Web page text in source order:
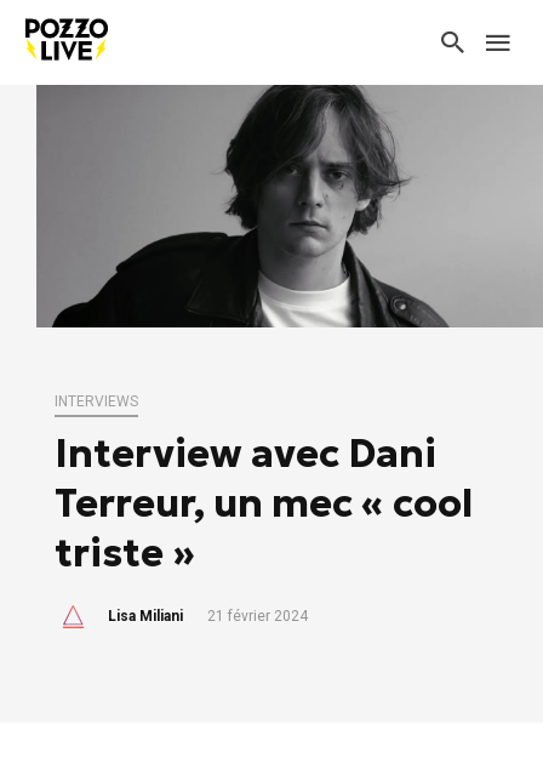
INTERVIEWS
Interview avec Dani
Terreur, un mec « cool
triste »
Lisa Miliani 21 février 2024